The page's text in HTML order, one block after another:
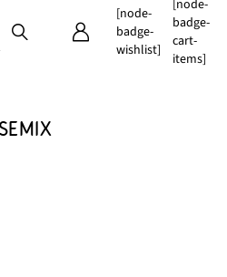
[node-
badge-
wishlist]
[node-
badge-
cart-
items]